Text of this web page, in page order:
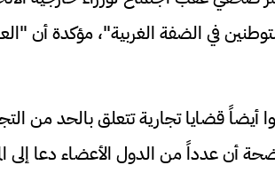
في الضفة الغربية"، مؤكدة أن
أيضاً قضايا تجارية تتعلق بالحد من
موضحة أن عدداً من الدول الأعضاء دعا إلى